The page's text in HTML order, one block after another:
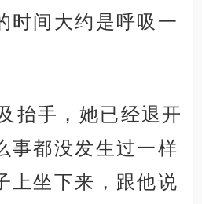
时间大约是呼吸一
抬手，她已经退开
事都没发生过一样
上坐下来，跟他说